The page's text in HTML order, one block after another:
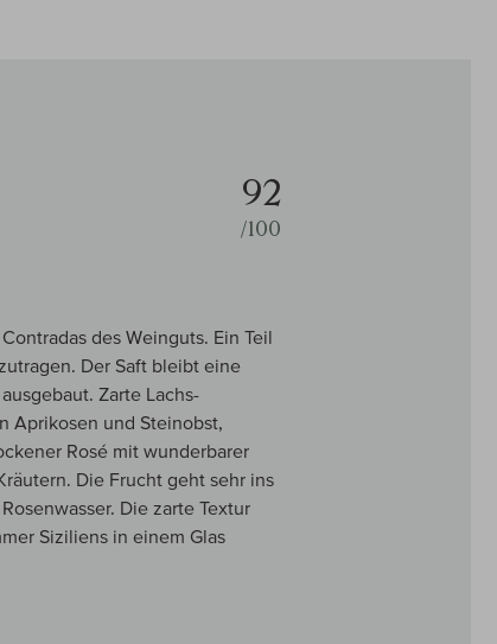
92
/100
des Weinguts. Ein Teil
Der Saft bleibt eine
Zarte Lachs-
Aprikosen und Steinobst,
Rosé mit wunderbarer
Die Frucht geht sehr ins
Die zarte Textur
Siziliens in einem Glas